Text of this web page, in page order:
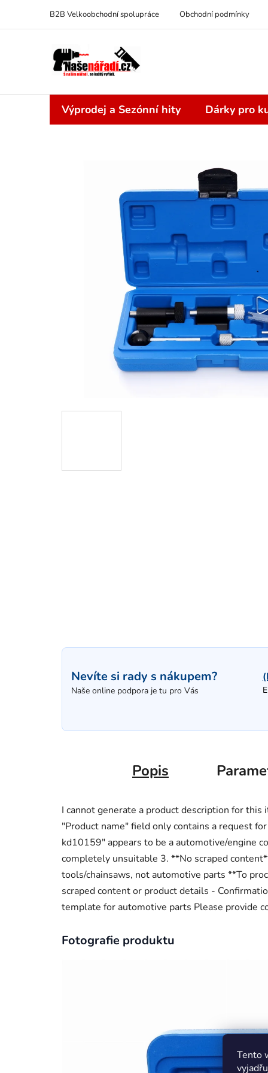
Tento
obsah
B2B Velkoobchodní spolupráce Obchodní podmínky
Výprodej a Sezónní hity Dárky pro
Nevíte si rady s nákupem?
Naše online podpora je tu pro Vás
Popis
I cannot generate a product description for
"Product name" field only contains a request
kd10159" appears to be a automotive/engine
completely unsuitable 3. **No scraped
tools/chainsaws, not automotive parts **To
scraped content or product details -
template for automotive parts Please provide
Fotografie produktu